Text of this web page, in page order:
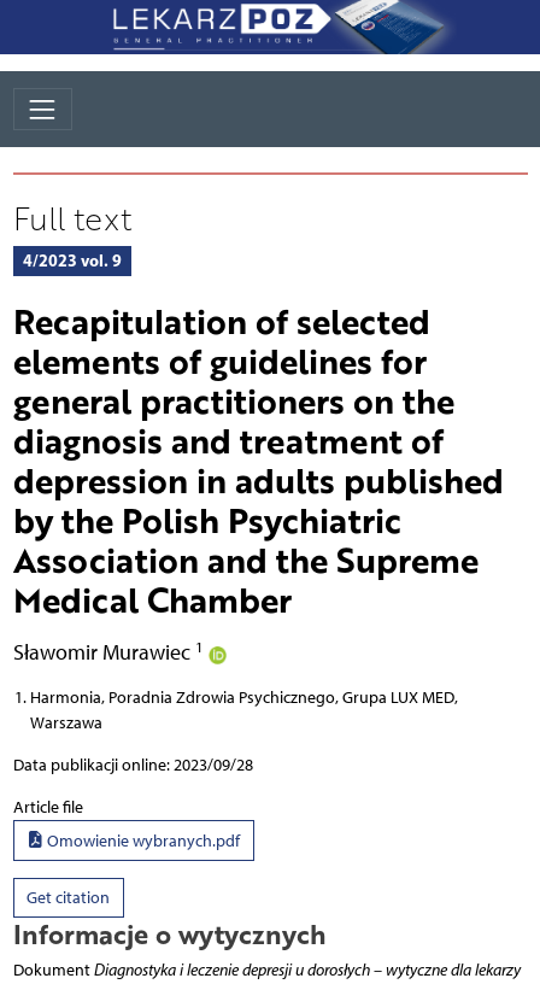
Full text
4/2023 vol. 9
Recapitulation of selected
elements of guidelines for
general practitioners on the
diagnosis and treatment of
depression in adults published
by the Polish Psychiatric
Association and the Supreme
Medical Chamber
Sławomir Murawiec 1
Harmonia, Poradnia Zdrowia Psychicznego, Grupa LUX MED,
Warszawa
Data publikacji online: 2023/09/28
Article file
Omowienie wybranych.pdf
Get citation
Informacje o wytycznych
DokumentDiagnostyka i leczenie depresji u dorosłych – wytyczne dla lekarzy